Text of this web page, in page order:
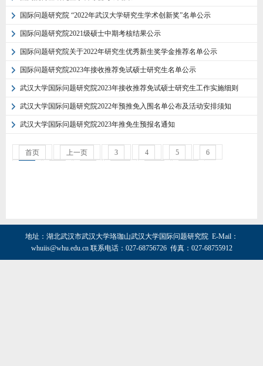
国际问题研究院 “2022年武汉大学研究生学术创新奖”名单公示
国际问题研究院2021级硕士中期考核结果公示
国际问题研究院关于2022年研究生优秀新生奖学金推荐名单公示
国际问题研究院2023年接收推荐免试硕士研究生名单公示
武汉大学国际问题研究院2023年接收推荐免试硕士研究生工作实施细则
武汉大学国际问题研究院2022年预推免入围名单公布及活动安排须知
武汉大学国际问题研究院2023年推免生预报名通知
首页 上一页 3 4 5
6
地址：湖北武汉市武汉大学珞珈山武汉大学国际问题研究院 E-Mail：
whuiis@whu.edu.cn 联系电话：027-68756726 传真：027-68755912